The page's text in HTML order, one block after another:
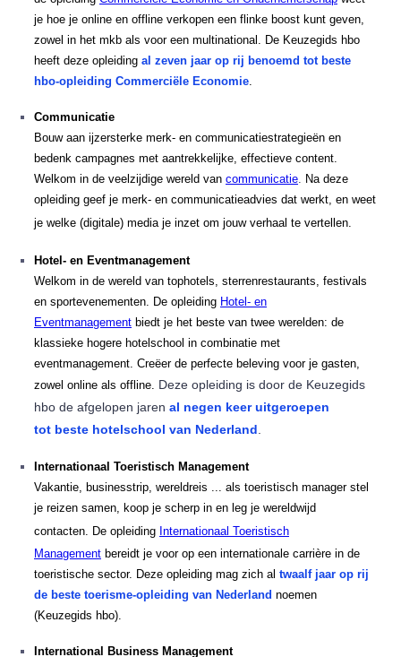
je hoe je online en offline verkopen een flinke boost kunt geven,
zowel in het mkb als voor een multinational. De Keuzegids hbo
heeft deze opleiding al zeven jaar op rij benoemd tot beste
hbo-opleiding Commerciële Economie.
Communicatie
Bouw aan ijzersterke merk- en communicatiestrategieën en
bedenk campagnes met aantrekkelijke, effectieve content.
Welkom in de veelzijdige wereld van communicatie. Na deze
opleiding geef je merk- en communicatieadvies dat werkt, en weet
je welke (digitale) media je inzet om jouw verhaal te vertellen.
Hotel- en Eventmanagement
Welkom in de wereld van tophotels, sterrenrestaurants, festivals
en sportevenementen. De opleiding Hotel- en
Eventmanagement biedt je het beste van twee werelden: de
klassieke hogere hotelschool in combinatie met
eventmanagement. Creëer de perfecte beleving voor je gasten,
zowel online als offline. Deze opleiding is door de Keuzegids
hbo de afgelopen jaren al negen keer uitgeroepen
tot beste hotelschool van Nederland
Internationaal Toeristisch Management
Vakantie, businesstrip, wereldreis ... als toeristisch manager stel
je reizen samen, koop je scherp in en leg je wereldwijd
contacten. De opleiding Internationaal Toeristisch
Management bereidt je voor op een internationale carrière in de
toeristische sector. Deze opleiding mag zich al twaalf jaar op rij
de beste toerisme-opleiding van Nederland noemen
(Keuzegids hbo).
International Business Management